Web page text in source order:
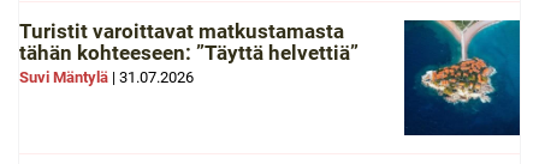
Turistit varoittavat matkustamasta
tähän kohteeseen: ”Täyttä helvettiä”
Suvi Mäntylä | 31.07.2026